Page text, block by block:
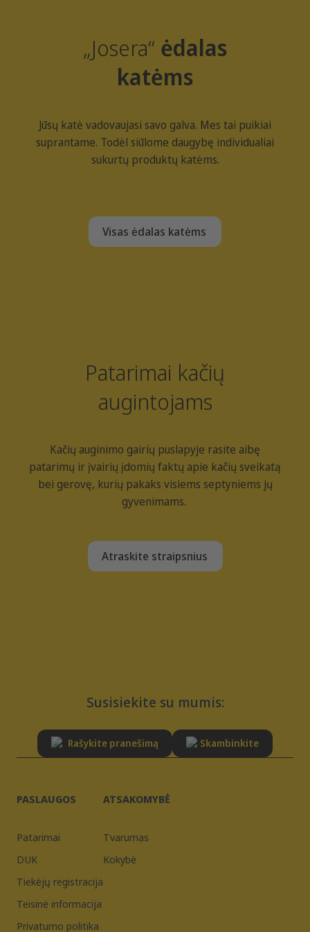
„Josera“ ėdalas
katėms
Jūsų katė vadovaujasi savo galva. Mes tai puikiai
suprantame. Todėl siūlome daugybę individualiai
sukurtų produktų katėms.
Visas ėdalas katėms
Patarimai kačių
augintojams
Kačių auginimo gairių puslapyje rasite aibę
patarimų ir įvairių įdomių faktų apie kačių sveikatą
bei gerovę, kurių pakaks visiems septyniems jų
gyvenimams.
Atraskite straipsnius
Susisiekite su mumis:
Rašykite pranešimą Skambinkite
PASLAUGOS
Patarimai
DUK
Tiekėjų registracija
Teisinė informacija
Privatumo politika
ATSAKOMYBĖ
Tvarumas
Kokybė